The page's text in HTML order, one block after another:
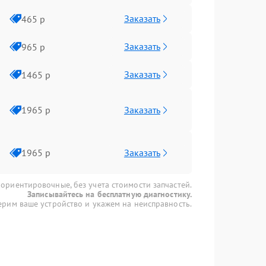
465 р Заказать
965 р Заказать
1465 р Заказать
1965 р Заказать
1965 р Заказать
без учета стоимости запчастей.
Записывайтесь на бесплатную диагностику.
ваше устройство и укажем на неисправность.